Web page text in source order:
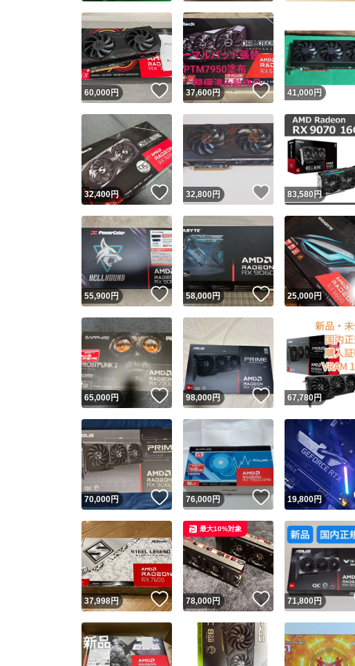
60,000円 いいね！
37,600円 いいね！
41,000 円
32,400円 いいね！
32,800円 いいね！
83,580 円
55,900円 いいね！
58,000円 いいね！
25,000円
65,000円 いいね！
98,000円 いいね！
67,780円
70,000円 いいね！
76,000円 いいね！
19,800円
37,998円 いいね！
78,000円 いいね！
最大10%対象
71,800円